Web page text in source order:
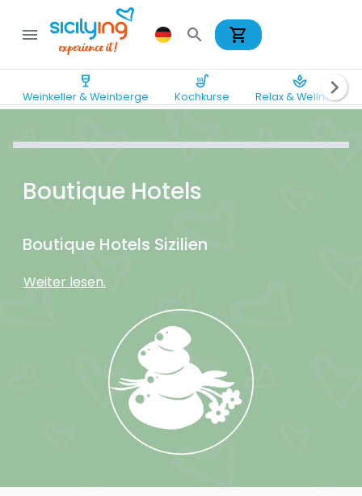
menu search shopping_cart
wine_bar
Weinkeller & Weinberge
soup_kitchen
Kochkurse
spa
Relax & Wellness
chevron_right
Boutique Hotels
Boutique Hotels Sizilien
Weiter lesen.